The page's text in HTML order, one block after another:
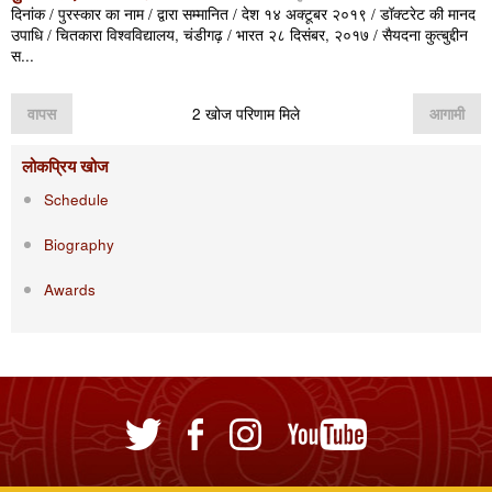
दिनांक / पुरस्कार का नाम / द्वारा सम्मानित / देश १४ अक्टूबर २०१९ / डॉक्टरेट की मानद
उपाधि / चितकारा विश्वविद्यालय, चंडीगढ़ / भारत २८ दिसंबर, २०१७ / सैयदना कुत्बुद्दीन
स...
वापस 2 खोज परिणाम मिले आगामी
लोकप्रिय खोज
Schedule
Biography
Awards